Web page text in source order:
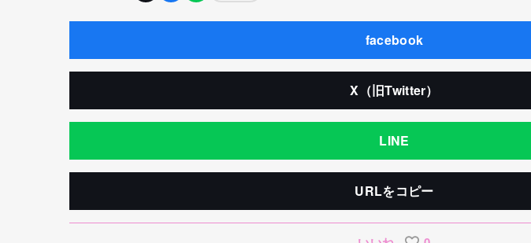
facebook
X（旧Twitter）
LINE
URLをコピー